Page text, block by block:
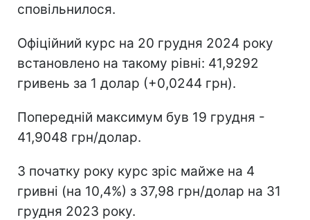
сповільнилося.
Офіційний курс на 20 грудня 2024 року
встановлено на такому рівні: 41,9292
гривень за 1 долар (+0,0244 грн).
Попередній максимум був 19 грудня -
41,9048 грн/долар.
З початку року курс зріс майже на 4
гривні (на 10,4%) з 37,98 грн/долар на 31
грудня 2023 року.